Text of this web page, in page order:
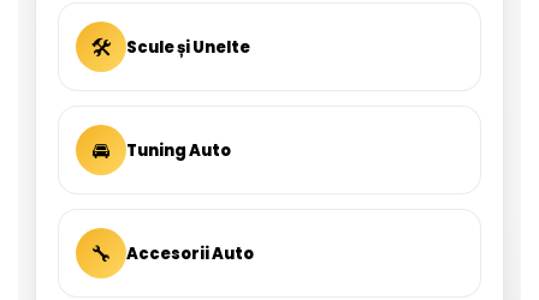
🛠 Scule și Unelte
🚘 Tuning Auto
🔧 Accesorii Auto